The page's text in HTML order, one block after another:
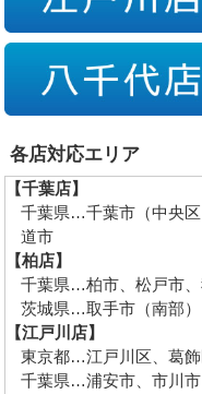
各店対応エリア
【千葉店】
千葉県…千葉市（中央
道市
【柏店】
千葉県…柏市、松戸市
茨城県…取手市（南部）
【江戸川店】
東京都…江戸川区、葛
千葉県…浦安市、市川市